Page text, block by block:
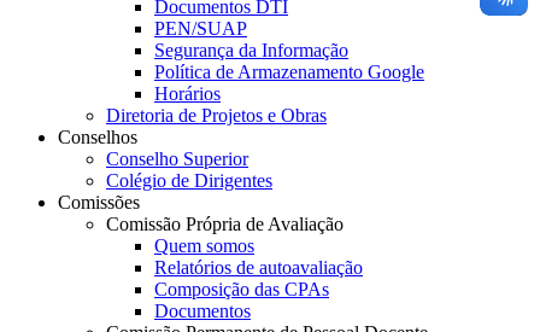
Documentos DTI
PEN/SUAP
Segurança da Informação
Política de Armazenamento Google
Horários
Diretoria de Projetos e Obras
Conselhos
Conselho Superior
Colégio de Dirigentes
Comissões
Comissão Própria de Avaliação
Quem somos
Relatórios de autoavaliação
Composição das CPAs
Documentos